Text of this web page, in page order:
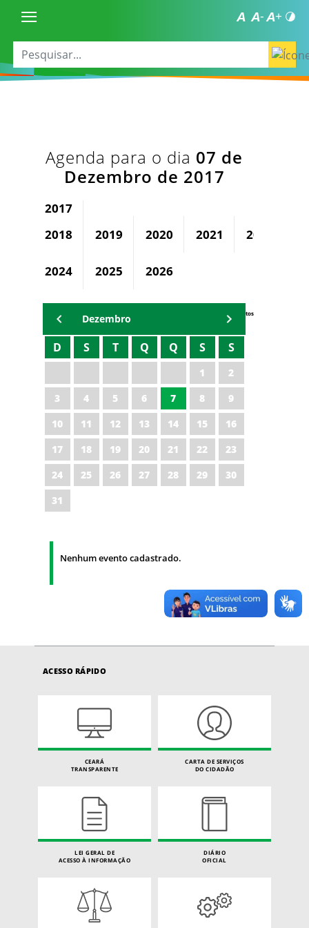
Agenda para o dia 07 de
Dezembro de 2017
2017
2018
2019 2020 2021 2022
2024 2025 2026
Eventos
Dezembro
D S T Q Q S S
1
2
3
4 5 6 7 8
9
10
11 12 13 14 15
16
17
18 19 20 21 22
23
24
25 26 27 28 29
30
31
Nenhum evento cadastrado.
ACESSO RÁPIDO
CEARÁ
TRANSPARENTE
CARTA DE SERVIÇOS
DO CIDADÃO
LEI GERAL DE
ACESSO À INFORMAÇÃO
DIÁRIO
OFICIAL